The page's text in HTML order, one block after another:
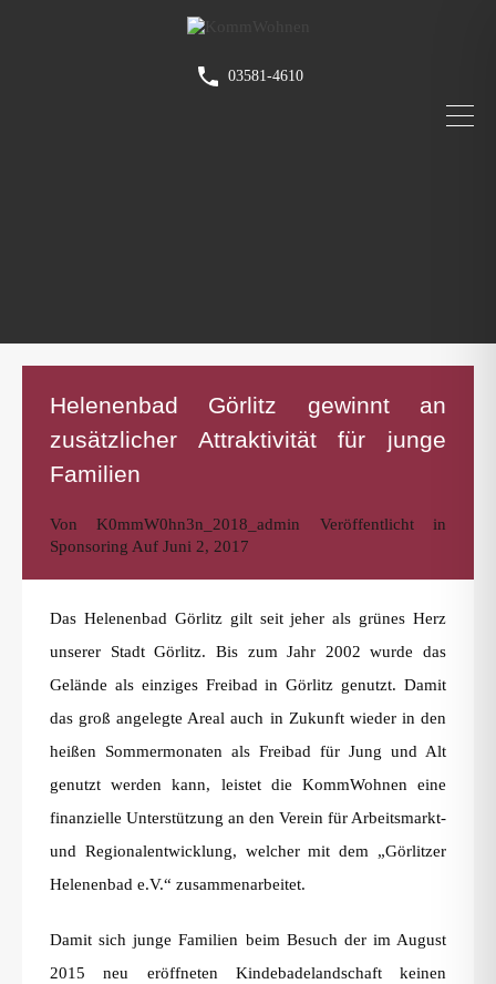
03581-4610
Helenenbad Görlitz gewinnt an
zusätzlicher Attraktivität für junge
Familien
VonK0mmW0hn3n_2018_admin Veröffentlicht in
Sponsoring Auf Juni 2, 2017
Das Helenenbad Görlitz gilt seit jeher als grünes Herz
unserer Stadt Görlitz. Bis zum Jahr 2002 wurde das
Gelände als einziges Freibad in Görlitz genutzt. Damit
das groß angelegte Areal auch in Zukunft wieder in den
heißen Sommermonaten als Freibad für Jung und Alt
genutzt werden kann, leistet die KommWohnen eine
finanzielle Unterstützung an den Verein für Arbeitsmarkt-
und Regionalentwicklung, welcher mit dem „Görlitzer
Helenenbad e.V.“ zusammenarbeitet.
Damit sich junge Familien beim Besuch der im August
2015 neu eröffneten Kindebadelandschaft keinen